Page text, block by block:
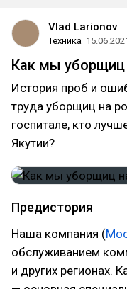
Vlad Larionov
Техника
Как мы уборщиц
История проб и
труда уборщиц на
госпитале, кто
Якутии?
Предистория
Наша компания (
обслуживанием
и других регионах.